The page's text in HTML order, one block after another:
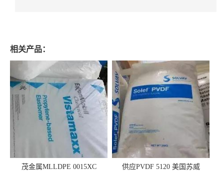
相关产品：
茂金属MLLDPE 0015XC
供应PVDF 5120 美国苏威